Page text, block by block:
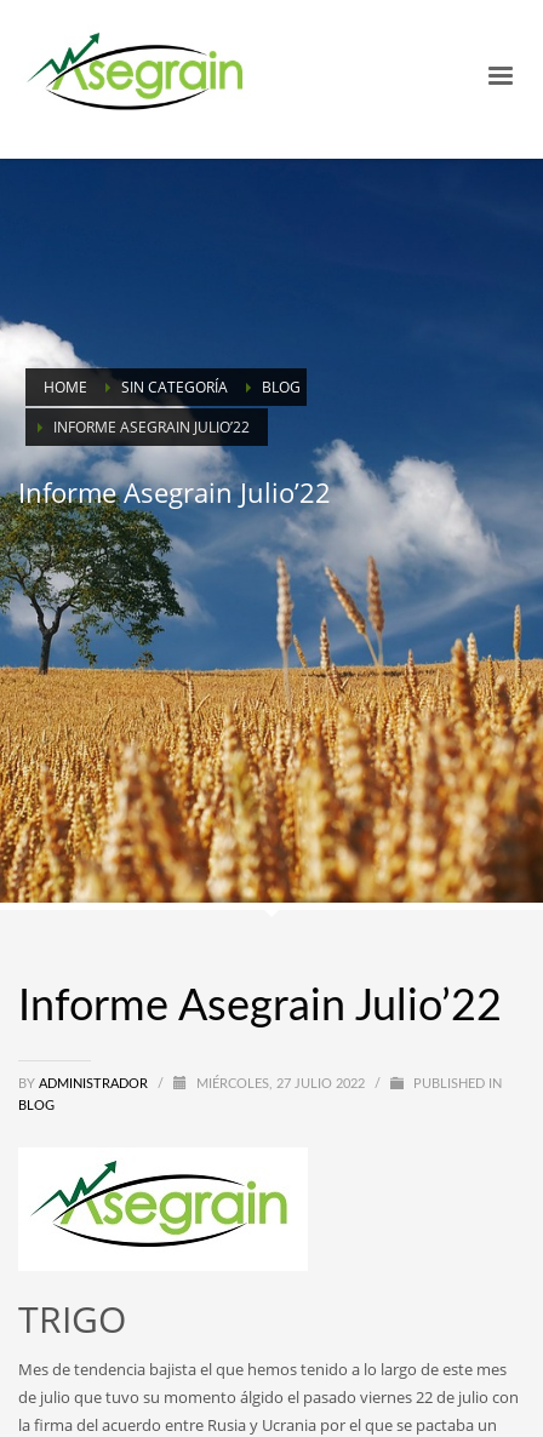
HOME SIN CATEGORÍA
BLOG
INFORME ASEGRAIN JULIO’22
Informe Asegrain Julio’22
Informe Asegrain Julio’22
BY ADMINISTRADOR / MIÉRCOLES, 27 JULIO 2022 /
PUBLISHED IN
BLOG
TRIGO
Mes de tendencia bajista el que hemos tenido a lo largo de este mes
de julio que tuvo su momento álgido el pasado viernes 22 de julio con
la firma del acuerdo entre Rusia y Ucrania por el que se pactaba un